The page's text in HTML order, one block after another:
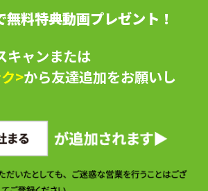
料特典動画プレゼント！
キャンまたは
>から友達追加をお願いし